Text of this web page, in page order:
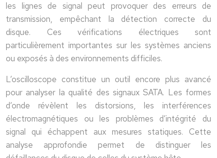
les lignes de signal peut provoquer des erreurs de
transmission, empêchant la détection correcte du
disque. Ces vérifications électriques sont
particulièrement importantes sur les systèmes anciens
ou exposés à des environnements difficiles.
L’oscilloscope constitue un outil encore plus avancé
pour analyser la qualité des signaux SATA. Les formes
d’onde révèlent les distorsions, les interférences
électromagnétiques ou les problèmes d’intégrité du
signal qui échappent aux mesures statiques. Cette
analyse approfondie permet de distinguer les